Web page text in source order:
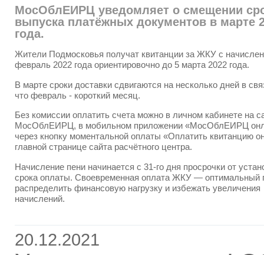
МосОблЕИРЦ уведомляет о смещении
выпуска платёжных документов в марте
года.
Жители Подмосковья получат квитанции за ЖКУ с
февраль 2022 года ориентировочно до 5 марта 2022 года.
В марте сроки доставки сдвигаются на несколько дней в
что февраль - короткий месяц.
Без комиссии оплатить счета можно в личном кабинете на
МосОблЕИРЦ, в мобильном приложении «МосОблЕИРЦ
через кнопку моментальной оплаты «Оплатить квитанцию
главной странице сайта расчётного центра.
Начисление пени начинается с 31-го дня просрочки от
срока оплаты. Своевременная оплата ЖКУ — оптимальный
распределить финансовую нагрузку и избежать увеличения
начислений.
20.12.2021